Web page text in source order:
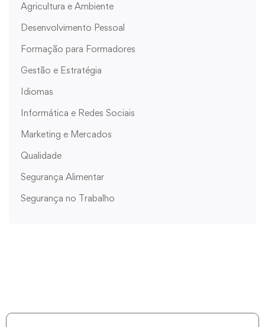
Agricultura e Ambiente
Desenvolvimento Pessoal
Formação para Formadores
Gestão e Estratégia
Idiomas
Informática e Redes Sociais
Marketing e Mercados
Qualidade
Segurança Alimentar
Segurança no Trabalho